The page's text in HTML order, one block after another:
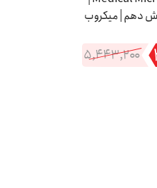
دهم | میکروب
۵,۴۴۳,۲۰۰